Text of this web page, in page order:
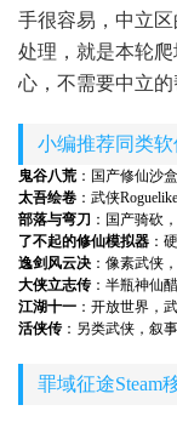
手很容易，中立
处理，就是本轮
心，不需要中立的
小编推荐同类软
鬼谷八荒 ：国产修仙沙
太吾绘卷 ：武侠
部落与弯刀 ：国产骑砍
了不起的修仙模拟器 ：
逸剑风云决 ：像素武侠
大侠立志传 ：半瓶神仙
江湖十一 ：开放世界，
活侠传 ：另类武侠，叙
罪域征途Steam